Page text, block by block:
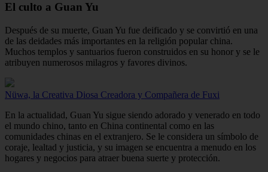
El culto a Guan Yu
Después de su muerte, Guan Yu fue deificado y se convirtió en una
de las deidades más importantes en la religión popular china.
Muchos templos y santuarios fueron construidos en su honor y se le
atribuyen numerosos milagros y favores divinos.
Nüwa, la Creativa Diosa Creadora y Compañera de Fuxi
En la actualidad, Guan Yu sigue siendo adorado y venerado en todo
el mundo chino, tanto en China continental como en las
comunidades chinas en el extranjero. Se le considera un símbolo de
coraje, lealtad y justicia, y su imagen se encuentra a menudo en los
hogares y negocios para atraer buena suerte y protección.